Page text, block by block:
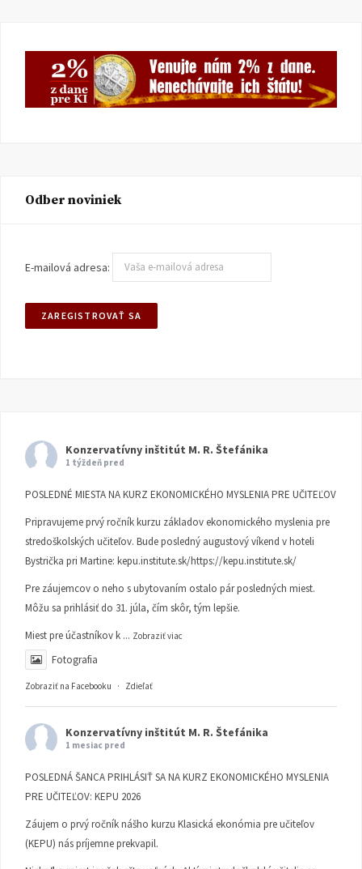
Odber noviniek
E-mailová adresa:
Konzervatívny inštitút M. R. Štefánika
1 týždeň pred
POSLEDNÉ MIESTA NA KURZ EKONOMICKÉHO MYSLENIA PRE UČITEĽOV
Pripravujeme prvý ročník kurzu základov ekonomického myslenia pre
stredoškolských učiteľov. Bude posledný augustový víkend v hoteli
Bystrička pri Martine: kepu.institute.sk/https://kepu.institute.sk/
Pre záujemcov o neho s ubytovaním ostalo pár posledných miest.
Môžu sa prihlásiť do 31. júla, čím skôr, tým lepšie.
Miest pre účastníkov k ... Zobraziť viac
Fotografia
Zobraziť na Facebooku · Zdieľať
Konzervatívny inštitút M. R. Štefánika
1 mesiac pred
POSLEDNÁ ŠANCA PRIHLÁSIŤ SA NA KURZ EKONOMICKÉHO MYSLENIA
PRE UČITEĽOV: KEPU 2026
Záujem o prvý ročník nášho kurzu Klasická ekonómia pre učiteľov
(KEPU) nás príjemne prekvapil.